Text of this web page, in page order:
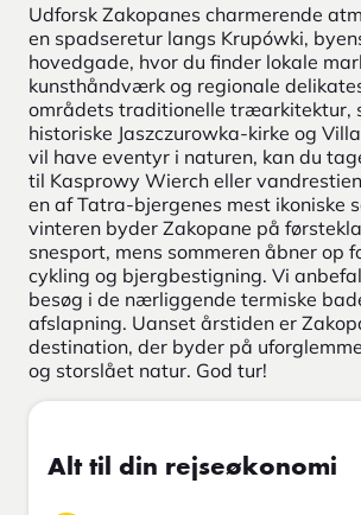
Udforsk Zakopanes charmerende
en spadseretur langs Krupówki,
hovedgade, hvor du finder lokale
kunsthåndværk og regionale
områdets traditionelle træarkitektur,
historiske Jaszczurowka-kirke og
vil have eventyr i naturen, kan du
til Kasprowy Wierch eller
en af Tatra-bjergenes mest ikoniske
vinteren byder Zakopane på
snesport, mens sommeren åbner op
cykling og bjergbestigning. Vi
besøg i de nærliggende termiske
afslapning. Uanset årstiden er
destination, der byder på
og storslået natur. God tur!
Alt til din rejseøkonomi